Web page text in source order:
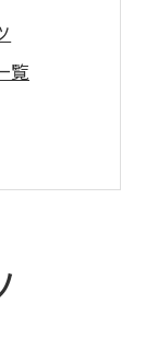
覧
比較